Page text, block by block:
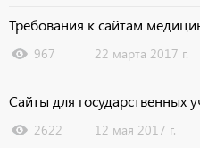
Требования к сайтам
967 22 марта 2017 г.
Сайты для государственных
2622 12 мая 2017 г.